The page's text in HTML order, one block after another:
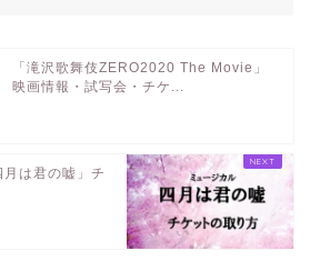
「滝沢歌舞伎ZERO2020 The Movie」
映画情報・試写会・チケ...
は君の嘘」チ